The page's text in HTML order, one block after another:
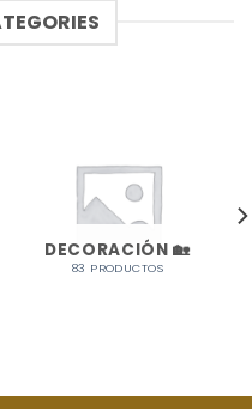
DECORACIÓN 🏡
83 PRODUCTOS